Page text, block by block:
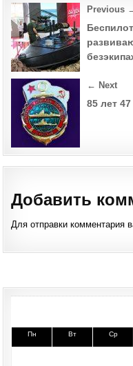
Post
navigation
Previous
← Next
85 лет
Добавить
Для отправки комментария
Пн Вт Ср